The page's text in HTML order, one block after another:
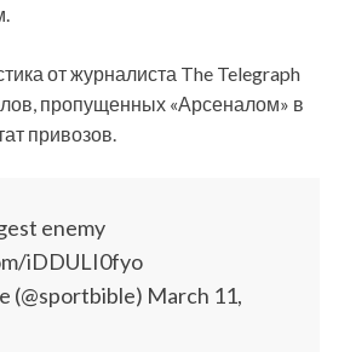
от журналиста The Telegraph
пропущенных «Арсеналом» в
привозов.
enemy
iDDULI0fyo
(@sportbible) March 11,